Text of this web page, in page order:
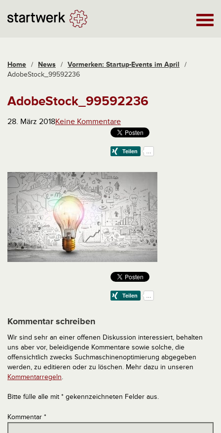
Home / News / Vormerken: Startup-Events im April
/
AdobeStock_99592236
AdobeStock_99592236
28. März 2018Keine Kommentare
Kommentar schreiben
Wir sind sehr an einer offenen Diskussion interessiert, behalten
uns aber vor, beleidigende Kommentare sowie solche, die
offensichtlich zwecks Suchmaschinenoptimierung abgegeben
werden, zu editieren oder zu löschen. Mehr dazu in unseren
Kommentarregeln.
Bitte fülle alle mit * gekennzeichneten Felder aus.
Kommentar *